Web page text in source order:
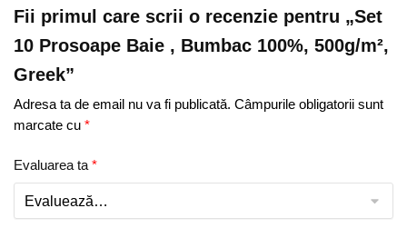
Fii primul care scrii o recenzie pentru „Set
10 Prosoape Baie , Bumbac 100%, 500g/m²,
Greek”
Adresa ta de email nu va fi publicată. Câmpurile obligatorii sunt
marcate cu *
Evaluarea ta *